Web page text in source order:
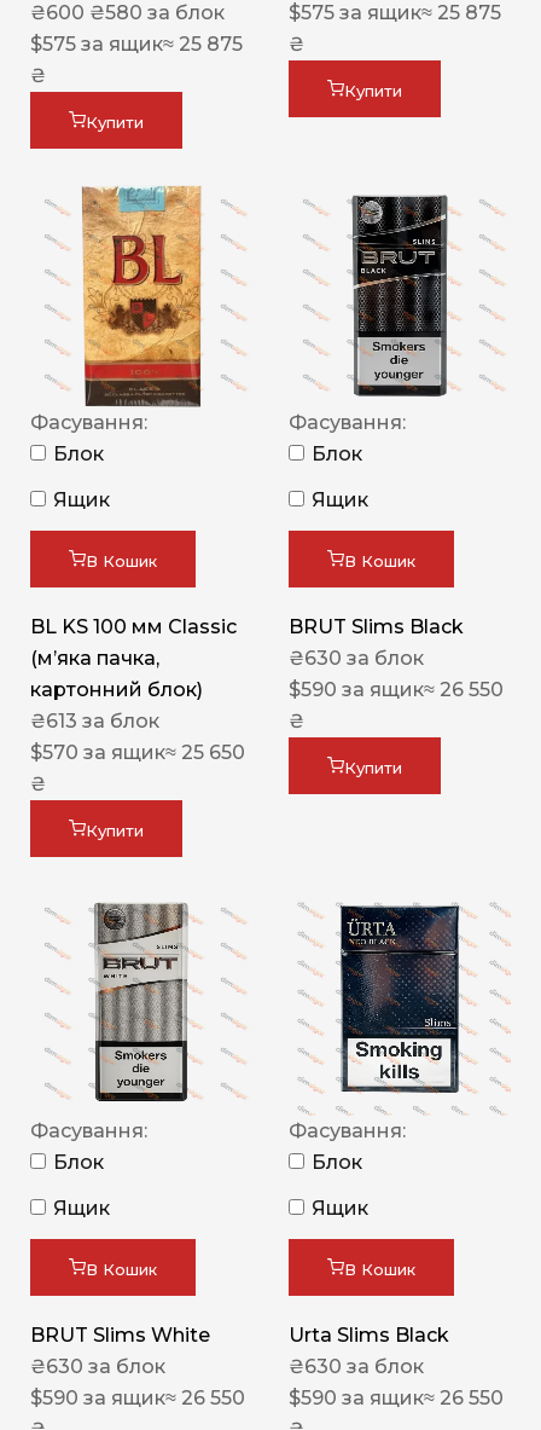
₴600 ₴580 за блок
$575 за ящик≈ 25 875
₴
Купити
$575 за ящик≈ 25 875
₴
Купити
Фасування:
Блок
Ящик
В Кошик
BL KS 100 мм Classic
(м’яка пачка,
картонний блок)
₴613 за блок
$570 за ящик≈ 25 650
₴
Купити
Фасування:
Блок
Ящик
В Кошик
BRUT Slims Black
₴630 за блок
$590 за ящик≈ 26 550
₴
Купити
Фасування:
Блок
Ящик
В Кошик
BRUT Slims White
₴630 за блок
$590 за ящик≈ 26 550
Фасування:
Блок
Ящик
В Кошик
Urta Slims Black
₴630 за блок
$590 за ящик≈ 26 550